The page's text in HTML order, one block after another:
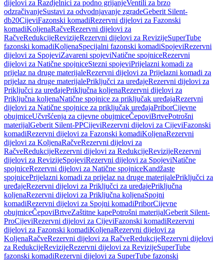
dijelovi za Razdjelnici za podno grijanjeVentili za brzo
odzračivanjeSustavi za odvodnjavanje zgradeGeberit Silent-
db20CijeviFazonski komadiRezervni dijelovi za Fazonski
komadiKoljenaRačveRezervni dijelovi za
RačveRedukcijeRevizijeRezervni dijelovi za RevizijeSuperTube
fazonski komadiKoljenaSpecijalni fazonski komadiSpojeviRezervni
dijelovi za SpojeviZavareni spojeviNatične spojniceRezervni
dijelovi za Natične spojniceStezni spojeviPrijelazni komadi za
prijelaz na druge materijaleRezervni dijelovi za Prijelazni komadi za
prijelaz na druge materijalePriključci za uređajeRezervni dijelovi za
Priključci za uređajePriključna koljenaRezervni dijelovi za
Priključna koljenaNatične spojnice za priključak uređajaRezervni
dijelovi za Natične spojnice za priključak uređajaPriborCijevne
obujmiceUčvršćenja za cijevne obujmiceČepoviBrtvePotrošni
materijalGeberit Silent-PPCijeviRezervni dijelovi za CijeviFazonski
komadiRezervni dijelovi za Fazonski komadiKoljenaRezervni
dijelovi za KoljenaRačveRezervni dijelovi za
RačveRedukcijeRezervni dijelovi za RedukcijeRevizijeRezervni
dijelovi za RevizijeSpojeviRezervni dijelovi za SpojeviNatične
spojniceRezervni dijelovi za Natične spojniceKandžaste
spojnicePrijelazni komadi za prijelaz na druge materijalePriključci za
uređajeRezervni dijelovi za Priključci za uređajePriključna
koljenaRezervni dijelovi za Priključna koljenaSpojni
komadiRezervni dijelovi za Spojni komadiPriborCijevne
obujmiceČepoviBrtveZaštitne kapePotrošni materijalGeberit Silent-
ProCijeviRezervni dijelovi za CijeviFazonski komadiRezervni
dijelovi za Fazonski komadiKoljenaRezervni dijelovi za
KoljenaRačveRezervni dijelovi za RačveRedukcijeRezervni dijelovi
za RedukcijeRevizijeRezervni dijelovi za RevizijeSuperTube
fazonski komadiRezervni dijelovi za SuperTube fazonski